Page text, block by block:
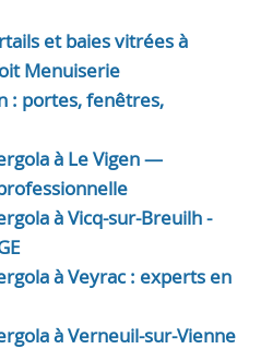
et baies vitrées à
Menuiserie
: portes, fenêtres,
à Le Vigen —
à Vicq-sur-Breuilh -
à Veyrac : experts en
à Verneuil-sur-Vienne